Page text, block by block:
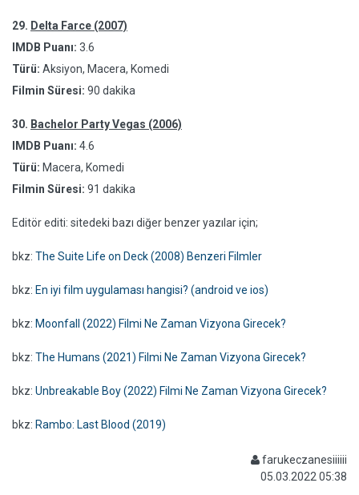
29. Delta Farce (2007)
IMDB Puanı: 3.6
Türü: Aksiyon, Macera, Komedi
Filmin Süresi: 90 dakika
30. Bachelor Party Vegas (2006)
IMDB Puanı: 4.6
Türü: Macera, Komedi
Filmin Süresi: 91 dakika
Editör editi: sitedeki bazı diğer benzer yazılar için;
bkz: The Suite Life on Deck (2008) Benzeri Filmler
bkz: En iyi film uygulaması hangisi? (android ve ios)
bkz: Moonfall (2022) Filmi Ne Zaman Vizyona Girecek?
bkz: The Humans (2021) Filmi Ne Zaman Vizyona Girecek?
bkz: Unbreakable Boy (2022) Filmi Ne Zaman Vizyona Girecek?
bkz: Rambo: Last Blood (2019)
farukeczanesiiiiii
05.03.2022 05:38